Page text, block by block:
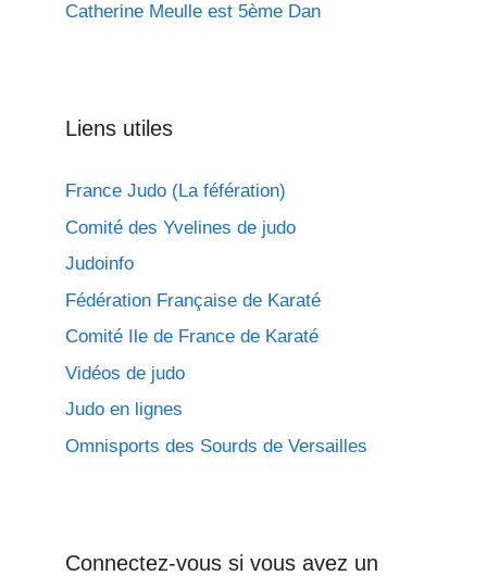
Catherine Meulle est 5ème Dan
Liens utiles
France Judo (La féfération)
Comité des Yvelines de judo
Judoinfo
Fédération Française de Karaté
Comité Ile de France de Karaté
Vidéos de judo
Judo en lignes
Omnisports des Sourds de Versailles
Connectez-vous si vous avez un